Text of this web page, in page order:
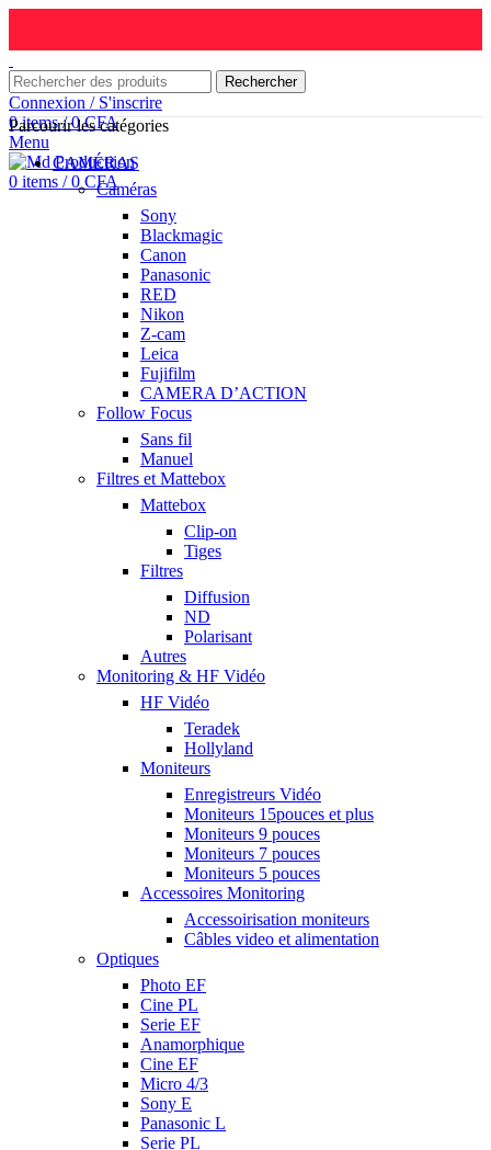
Rechercher
Connexion / S'inscrire
0items / 0CFA
Menu
0 items / 0 CFA
Parcourir les catégories
CAMÉRAS
Caméras
Sony
Blackmagic
Canon
Panasonic
RED
Nikon
Z-cam
Leica
Fujifilm
CAMERA D’ACTION
Follow Focus
Sans fil
Manuel
Filtres et Mattebox
Mattebox
Clip-on
Tiges
Filtres
Diffusion
ND
Polarisant
Autres
Monitoring & HF Vidéo
HF Vidéo
Teradek
Hollyland
Moniteurs
Enregistreurs Vidéo
Moniteurs 15pouces et plus
Moniteurs 9 pouces
Moniteurs 7 pouces
Moniteurs 5 pouces
Accessoires Monitoring
Accessoirisation moniteurs
Câbles video et alimentation
Optiques
Photo EF
Cine PL
Serie EF
Anamorphique
Cine EF
Micro 4/3
Sony E
Panasonic L
Serie PL